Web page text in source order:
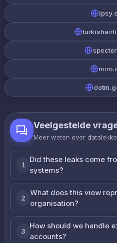
Veelgestelde
Meer weten over
1
Did these leaks come
systems?
2
What does this view
organisation?
3
How should we handle
accounts?